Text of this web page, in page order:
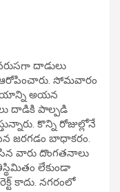
దాడులు
ఆరోపించారు. సోమవారం
అయన
దాడికి పాల్పడి
కొన్ని రోజుల్లోనే
జరగడం బాధాకరం.
వారు దొంగతనాలు
లేకుండా
కాదు. నగరంలో